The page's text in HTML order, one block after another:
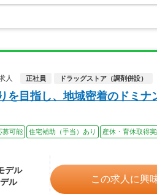
人
正社員 ドラッグストア（調剤併設）
目指し、地域密着のドミナ
募可能 住宅補助（手当）あり 産休・育休取得
デル
ル
この求人に興